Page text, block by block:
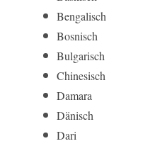
Bengalisch
Bosnisch
Bulgarisch
Chinesisch
Damara
Dänisch
Dari